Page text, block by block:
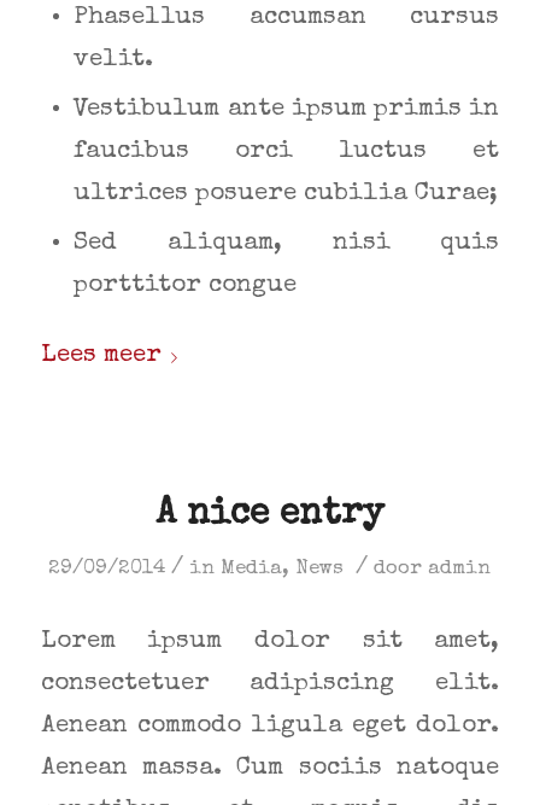
Phasellus accumsan cursus
velit.
Vestibulum ante ipsum primis in
faucibus orci luctus et
ultrices posuere cubilia Curae;
Sed aliquam, nisi quis
porttitor congue
Lees meer
A nice entry
29/09/2014 / in Media, News / door admin
Lorem ipsum dolor sit amet,
consectetuer adipiscing elit.
Aenean commodo ligula eget dolor.
Aenean massa. Cum sociis natoque